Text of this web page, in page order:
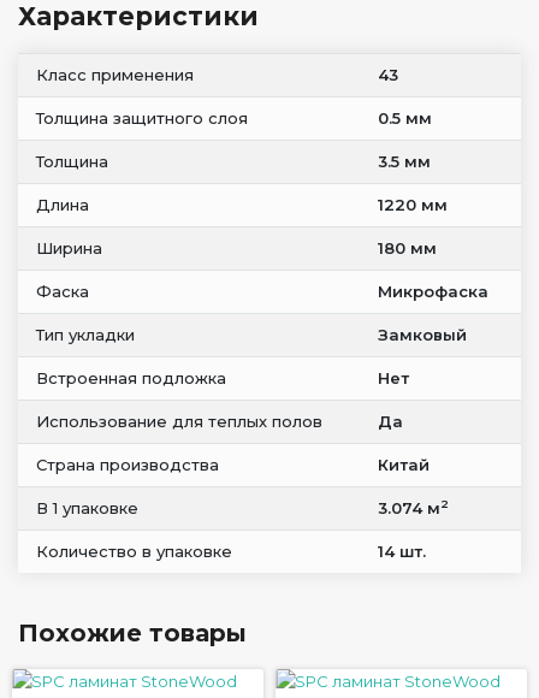
Характеристики
Класс применения 43
Толщина защитного слоя 0.5 мм
Толщина 3.5 мм
Длина 1220 мм
Ширина 180 мм
Фаска Микрофаска
Тип укладки Замковый
Встроенная подложка Нет
Использование для теплых полов Да
Страна производства Китай
В 1 упаковке 3.074 м2
Количество в упаковке 14 шт.
Похожие товары